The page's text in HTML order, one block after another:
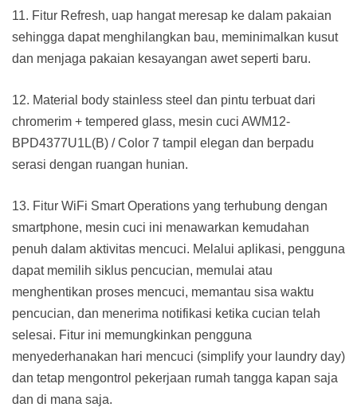
11. Fitur Refresh, uap hangat meresap ke dalam pakaian
sehingga dapat menghilangkan bau, meminimalkan kusut
dan menjaga pakaian kesayangan awet seperti baru.
12. Material body stainless steel dan pintu terbuat dari
chromerim + tempered glass, mesin cuci AWM12-
BPD4377U1L(B) / Color 7 tampil elegan dan berpadu
serasi dengan ruangan hunian.
13. Fitur WiFi Smart Operations yang terhubung dengan
smartphone, mesin cuci ini menawarkan kemudahan
penuh dalam aktivitas mencuci. Melalui aplikasi, pengguna
dapat memilih siklus pencucian, memulai atau
menghentikan proses mencuci, memantau sisa waktu
pencucian, dan menerima notifikasi ketika cucian telah
selesai. Fitur ini memungkinkan pengguna
menyederhanakan hari mencuci (simplify your laundry day)
dan tetap mengontrol pekerjaan rumah tangga kapan saja
dan di mana saja.